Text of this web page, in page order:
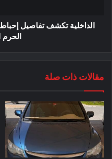
الداخلية تكشف تفاصيل
مقالات ذات صلة